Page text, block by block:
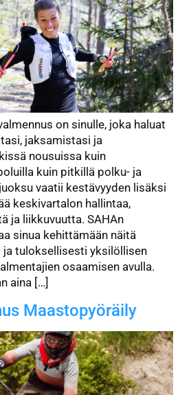
on sinulle, joka haluat
jaksamistasi ja
nousuissa kuin
kuin pitkillä polku- ja
vaatii kestävyyden lisäksi
keskivartalon hallintaa,
ja liikkuvuutta. SAHAn
sinua kehittämään näitä
tuloksellisesti yksilöllisen
osaamisen avulla.
aina […]
Maastopyöräily